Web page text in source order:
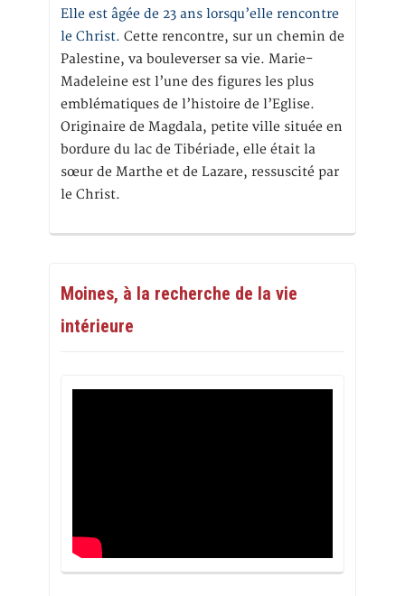
Elle est âgée de 23 ans lorsqu’elle rencontre
le Christ. Cette rencontre, sur un chemin de
Palestine, va bouleverser sa vie. Marie-
Madeleine est l’une des figures les plus
emblématiques de l’histoire de l’Eglise.
Originaire de Magdala, petite ville située en
bordure du lac de Tibériade, elle était la
sœur de Marthe et de Lazare, ressuscité par
le Christ.
Moines, à la recherche de la vie
intérieure